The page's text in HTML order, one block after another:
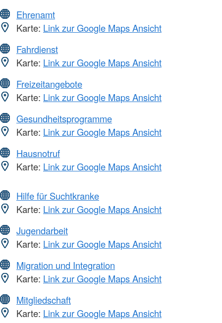
Ehrenamt
Karte: Link zur Google Maps Ansicht
Fahrdienst
Karte: Link zur Google Maps Ansicht
Freizeitangebote
Karte: Link zur Google Maps Ansicht
Gesundheitsprogramme
Karte: Link zur Google Maps Ansicht
Hausnotruf
Karte: Link zur Google Maps Ansicht
Hilfe für Suchtkranke
Karte: Link zur Google Maps Ansicht
Jugendarbeit
Karte: Link zur Google Maps Ansicht
Migration und Integration
Karte: Link zur Google Maps Ansicht
Mitgliedschaft
Karte: Link zur Google Maps Ansicht